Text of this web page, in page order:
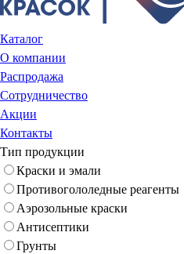
Каталог
О компании
Распродажа
Сотрудничество
Акции
Контакты
Тип продукции
Краски и эмали
Противогололедные реагенты
Аэрозольные краски
Антисептики
Грунты